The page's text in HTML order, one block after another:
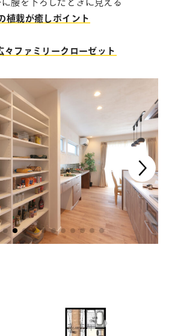
に腰を下ろしたときに見える
植栽が癒しポイント
々ファミリークローゼット